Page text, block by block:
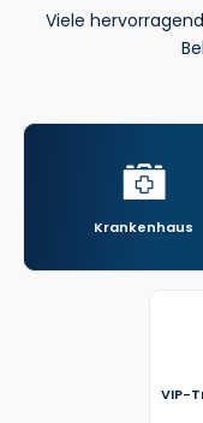
Viele
Krankenhaus
VIP-